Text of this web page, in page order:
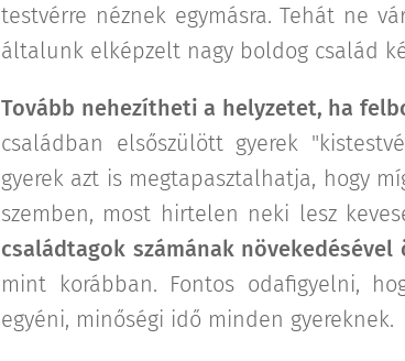
testvérre néznek egymásra. Tehát ne
általunk elképzelt nagy boldog család
Tovább nehezítheti a helyzetet, ha
családban elsőszülött gyerek
gyerek azt is megtapasztalhatja, hogy
szemben, most hirtelen neki lesz
családtagok számának
mint korábban. Fontos odafigyelni,
egyéni, minőségi idő minden gyereknek.